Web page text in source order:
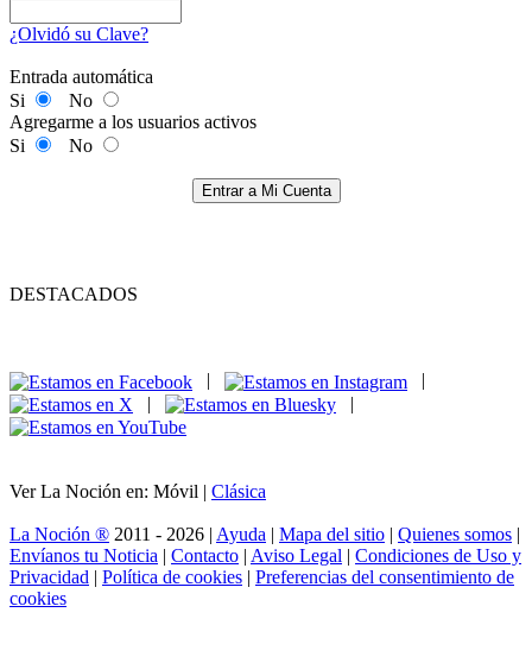
¿Olvidó su Clave?
Entrada automática
Si
No
Agregarme a los usuarios activos
Si
No
Entrar a Mi Cuenta
DESTACADOS
|
|
Ver La Noción en: Móvil | Clásica
La Noción ® 2011 - 2026 | Ayuda | Mapa del sitio | Quienes somos |
Envíanos tu Noticia | Contacto | Aviso Legal | Condiciones de Uso y
Privacidad | Política de cookies | Preferencias del consentimiento de
cookies